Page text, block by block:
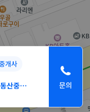
개사
(주)마이다스부동산중개법인 서초